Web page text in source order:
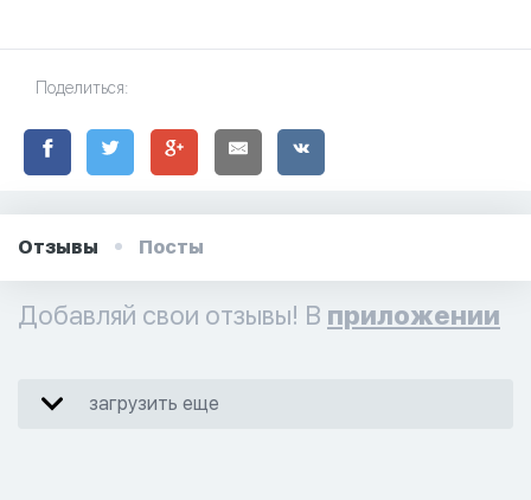
Поделиться:
Отзывы Посты
Добавляй свои отзывы! В приложении
загрузить еще